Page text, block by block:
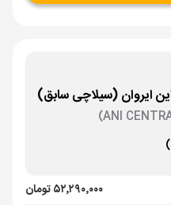
ایروان (سیلاچی سابق)
ANI
۵۲٬۲۹۰٬۰۰۰ تومان